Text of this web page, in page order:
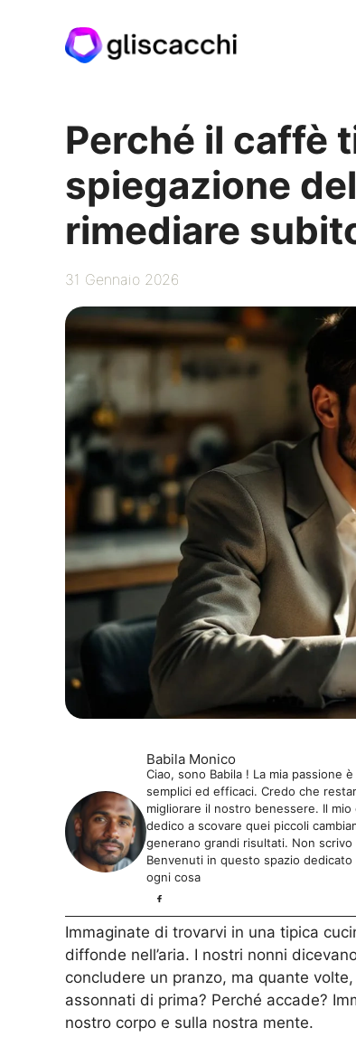
contenuto
Perché il caffè
spiegazione
rimediare
31 Gennaio 2026
Babila Monico
Ciao, sono Babila ! La mia passione
semplici ed efficaci. Credo che
migliorare il nostro benessere. Il
dedico a scovare quei piccoli
generano grandi risultati. Non
Benvenuti in questo spazio
ogni cosa
Immaginate di trovarvi in una tipica
diffonde nell’aria. I nostri nonni
concludere un pranzo, ma quante
assonnati di prima? Perché accade?
nostro corpo e sulla nostra mente.